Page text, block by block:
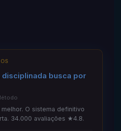
busca por
O sistema definitivo
34.000 avaliações ★4.8.